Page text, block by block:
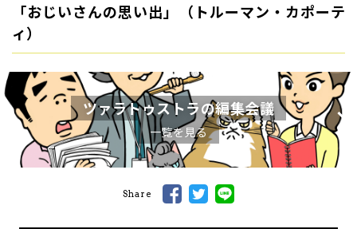
「おじいさんの思い出」（トルーマン・カポーテ
ィ）
ツァラトゥストラの編集会議
一覧を見る
Share